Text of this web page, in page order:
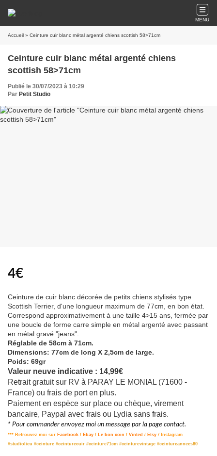
MENU
Accueil » Ceinture cuir blanc métal argenté chiens scottish 58>71cm
Ceinture cuir blanc métal argenté chiens
scottish 58>71cm
Publié le 30/07/2023 à 10:29
Par Petit Studio
4€
Ceinture de cuir blanc décorée de petits chiens stylisés type
Scottish Terrier, d'une longueur maximum de 77cm, en bon état.
Correspond approximativement à une taille 4>15 ans, fermée par
une boucle de forme carre simple en métal argenté avec passant
en métal gravé "jeans".
Réglable de 58cm à 71cm.
Dimensions: 77cm de long X 2,5cm de large.
Poids: 69gr
Valeur neuve indicative : 14,99€
Retrait gratuit sur RV à PARAY LE MONIAL (71600 -
France) ou frais de port en plus.
Paiement en espèce sur place ou chèque, virement
bancaire, Paypal avec frais ou Lydia sans frais.
* Pour commander envoyez moi un message par la page contact.
*** Retrouvez moi sur Facebook / Ebay / Le bon coin / Vinted / Etsy / Instagram
#studiolieu #ceinture #ceinturecuir #ceinture71cm #ceinturevintage #ceintureannees80